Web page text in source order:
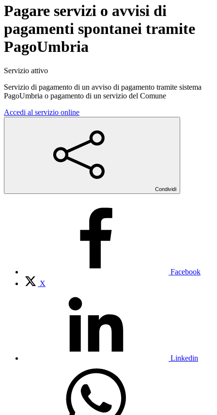
Pagare servizi o avvisi di
pagamenti spontanei tramite
PagoUmbria
Servizio attivo
Servizio di pagamento di un avviso di pagamento tramite sistema
PagoUmbria o pagamento di un servizio del Comune
Accedi al servizio online
Condividi
Facebook
X
Linkedin